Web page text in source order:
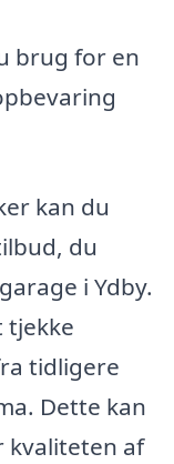
brug for en
kan du
du
i Ydby.
tjekke
tidligere
Dette kan
kvaliteten af